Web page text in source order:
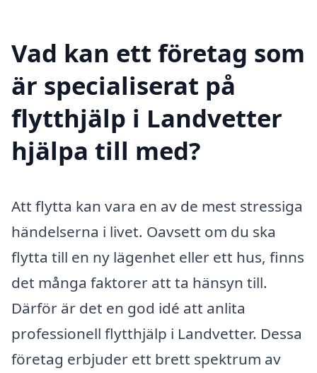
Vad kan ett företag som
är specialiserat på
flytthjälp i Landvetter
hjälpa till med?
Att flytta kan vara en av de mest stressiga
händelserna i livet. Oavsett om du ska
flytta till en ny lägenhet eller ett hus, finns
det många faktorer att ta hänsyn till.
Därför är det en god idé att anlita
professionell flytthjälp i Landvetter. Dessa
företag erbjuder ett brett spektrum av